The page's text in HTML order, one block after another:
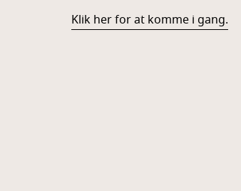
Klik her for at komme i gang.